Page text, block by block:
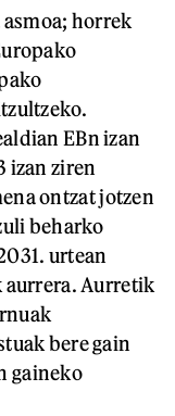
horrek
EBn izan
izan ziren
ontzat jotzen
beharko
urtean
aurrera. Aurretik
bere gain
gaineko